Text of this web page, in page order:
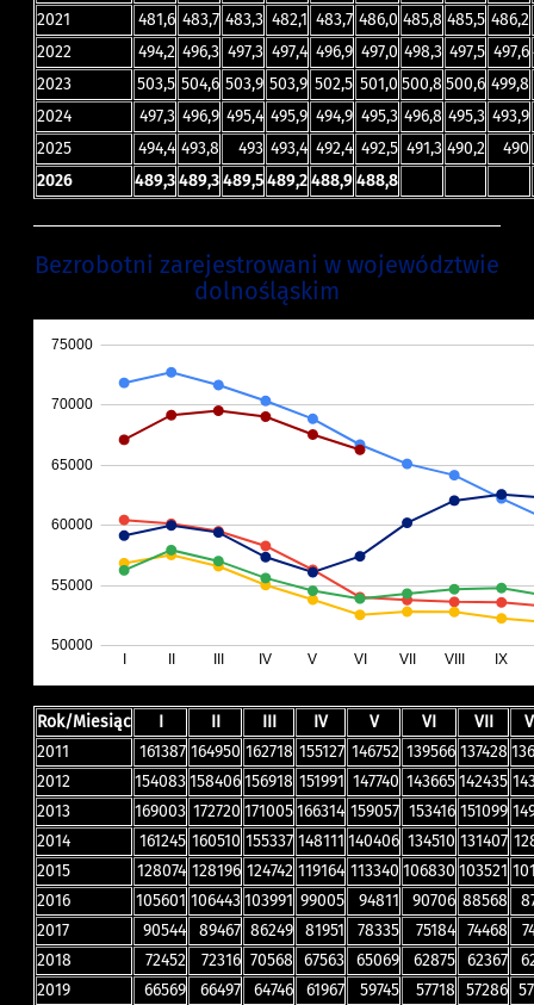
2021
481,6 483,7 483,3 482,1 483,7 486,0 485,8 485,5 486,2
2022
494,2 496,3 497,3 497,4 496,9 497,0 498,3 497,5 497,6
2023
503,5 504,6 503,9 503,9 502,5 501,0 500,8 500,6 499,8
2024
497,3 496,9 495,4 495,9 494,9 495,3 496,8 495,3 493,9
2025
494,4 493,8 493 493,4 492,4 492,5 491,3 490,2
490
2026
489,3489,3489,5489,2488,9488,8
Bezrobotni zarejestrowani w województwie
dolnośląskim
Rok/Miesiąc I II III IV V VI VII
2011
161387 164950 162718 155127 146752 139566 137428
2012
154083158406156918 151991 147740 143665142435
2013
169003 172720 171005166314 159057 153416 151099
2014
161245 160510 155337 148111 140406 134510 131407
2015
128074 128196 124742 119164 113340 106830 103521
2016
105601 106443103991 99005 94811 90706 88568
2017
90544 89467 86249 81951 78335 75184 74468
2018
72452 72316 70568 67563 65069 62875 62367
2019
66569 66497 64746 61967 59745 57718 57286